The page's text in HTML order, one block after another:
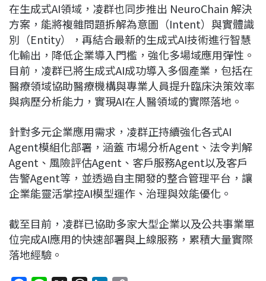
在生成式AI領域，凌群也同步推出 NeuroChain 解決
方案，能將複雜問題拆解為意圖（Intent）與實體識
別（Entity），再結合最新的生成式AI技術進行智慧
化輸出，降低企業導入門檻，強化多場域應用彈性。
目前，凌群已將生成式AI成功導入多個產業，包括在
醫療領域協助醫療機構與專業人員提升臨床決策效率
與病歷分析能力，實現AI在人醫領域的實際落地。
針對多元企業應用需求，凌群正持續強化各式AI
Agent模組化部署，涵蓋 市場分析Agent、法令判解
Agent、風險評估Agent、客戶服務Agent以及客戶
告警Agent等，並透過自主開發的整合管理平台，讓
企業能靈活掌控AI模型運作、治理與效能優化。
截至目前，凌群已協助多家大型企業以及公共事業單
位完成AI應用的快速部署與上線服務，累積大量實際
落地經驗。